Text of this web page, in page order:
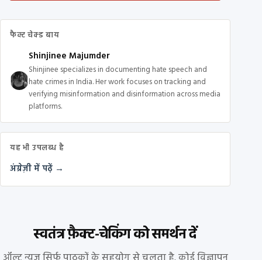
फैक्ट चेक्ड बाय
Shinjinee Majumder
Shinjinee specializes in documenting hate speech and
hate crimes in India. Her work focuses on tracking and
verifying misinformation and disinformation across media
platforms.
यह भी उपलब्ध है
अंग्रेज़ी में पढ़ें →
स्वतंत्र फ़ैक्ट-चेकिंग को समर्थन दें